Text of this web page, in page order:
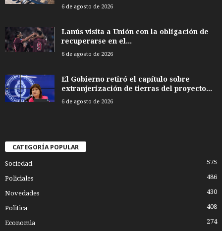
6 de agosto de 2026
Lanús visita a Unión con la obligación de
recuperarse en el...
6 de agosto de 2026
El Gobierno retiró el capítulo sobre
extranjerización de tierras del proyecto...
6 de agosto de 2026
CATEGORÍA POPULAR
Sociedad 575
Policiales 486
Novedades 430
Politica 408
Economia 274